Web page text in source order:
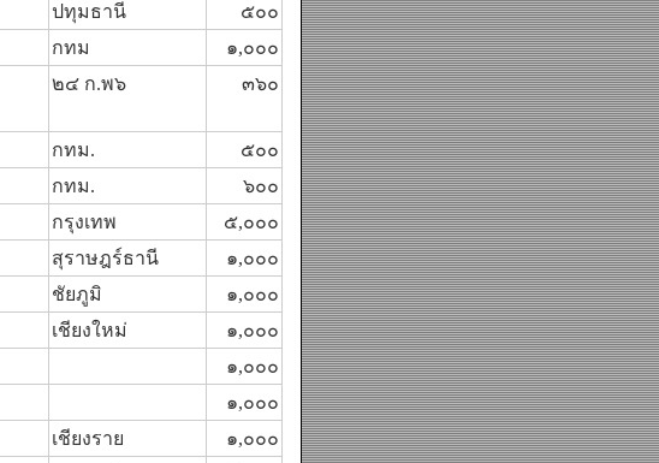
ปทุมธานี
๕๐๐
กทม
๑,๐๐๐
๒๔ ก.พ๖ ๓๖๐
กทม.
๕๐๐
กทม.
๖๐๐
กรุงเทพ
๕,๐๐๐
สุราษฎร์ธานี
๑,๐๐๐
ชัยภูมิ
๑,๐๐๐
เชียงใหม่
๑,๐๐๐
๑,๐๐๐
๑,๐๐๐
เชียงราย
๑,๐๐๐